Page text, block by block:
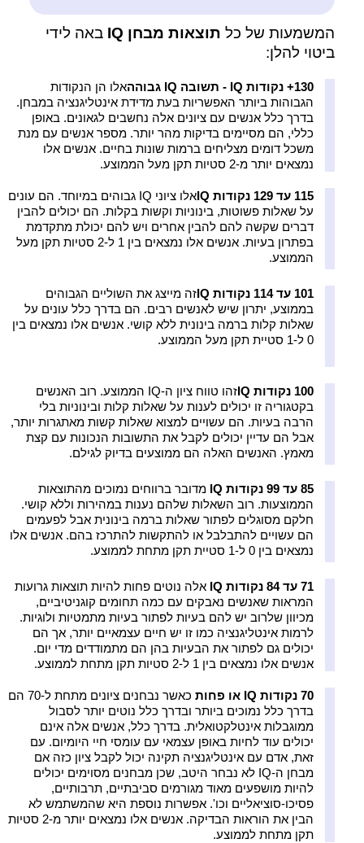
המשמעות של כל תוצאות מבחן IQ
באה לידי
ביטוי להלן:
130+ נקודות IQ - תשובה IQ גבוהה
אלו הן הנקודות
הגבוהות ביותר האפשריות בעת מדידת אינטליגנציה במבחן.
בדרך כלל אנשים עם ציונים אלה נחשבים לגאונים. באופן
כללי, הם מסיימים בדיקות מהר יותר. מספר אנשים עם מנת
משכל דומים מצליחים ברמות שונות בחיים. אנשים אלו
נמצאים יותר מ-2 סטיות תקן מעל הממוצע.
115 עד 129 נקודות IQ
אלו ציוני IQ גבוהים במיוחד. הם עונים
על שאלות פשוטות, בינוניות וקשות בקלות. הם יכולים להבין
דברים שקשה להם להבין אחרים ויש להם יכולת מתקדמת
בפתרון בעיות. אנשים אלו נמצאים בין 1 ל-2 סטיות תקן מעל
הממוצע.
101 עד 114 נקודות IQ
זה מייצג את השוליים הגבוהים
בממוצע, יתרון שיש לאנשים רבים. הם בדרך כלל עונים על
שאלות קלות ברמה בינונית ללא קושי. אנשים אלו נמצאים בין
0 ל-1 סטיית תקן מעל הממוצע.
100 נקודות IQ
זהו טווח ציון ה-IQ הממוצע. רוב האנשים
בקטגוריה זו יכולים לענות על שאלות קלות ובינוניות בלי
הרבה בעיות. הם עשויים למצוא שאלות קשות מאתגרות יותר,
אבל הם עדיין יכולים לקבל את התשובות הנכונות עם קצת
מאמץ. האנשים האלה הם ממוצעים בדיוק לגילם.
85 עד 99 נקודות IQ
מדובר ברווחים נמוכים מהתוצאות
הממוצעות. רוב השאלות שלהם נענות במהירות וללא קושי.
חלקם מסוגלים לפתור שאלות ברמה בינונית אבל לפעמים
הם עשויים להתבלבל או להתקשות להתרכז בהם. אנשים אלו
נמצאים בין 0 ל-1 סטיית תקן מתחת לממוצע.
71 עד 84 נקודות IQ
אלה נוטים פחות להיות תוצאות גרועות
המראות שאנשים נאבקים עם כמה תחומים קוגניטיביים,
מכיוון שלרוב יש להם בעיות לפתור בעיות מתמטיות ולוגיות.
לרמות אינטליגנציה כמו זו יש חיים עצמאיים יותר, אך הם
יכולים גם לפתור את הבעיות בהן הם מתמודדים מדי יום.
אנשים אלו נמצאים בין 1 ל-2 סטיות תקן מתחת לממוצע.
70 נקודות IQ או פחות
כאשר נבחנים ציונים מתחת ל-70 הם
בדרך כלל נמוכים ביותר ובדרך כלל נוטים יותר לסבול
ממוגבלות אינטלקטואלית. בדרך כלל, אנשים אלה אינם
יכולים עוד לחיות באופן עצמאי עם עומסי חיי היומיום. עם
זאת, אדם עם אינטליגנציה תקינה יכול לקבל ציון כזה אם
מבחן ה-IQ לא נבחר היטב, שכן מבחנים מסוימים יכולים
להיות מושפעים מאוד מגורמים סביבתיים, תרבותיים,
פסיכו-סוציאליים וכו'. אפשרות נוספת היא שהמשתמש לא
הבין את הוראות הבדיקה. אנשים אלו נמצאים יותר מ-2 סטיות
תקן מתחת לממוצע.